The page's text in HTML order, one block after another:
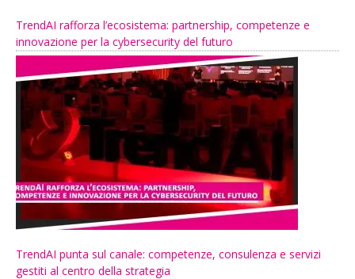
TrendAI rafforza l’ecosistema: partnership, competenze e
innovazione per la cybersecurity del futuro
TrendAI punta sul canale: competenze, consulenza e servizi
gestiti al centro della strategia